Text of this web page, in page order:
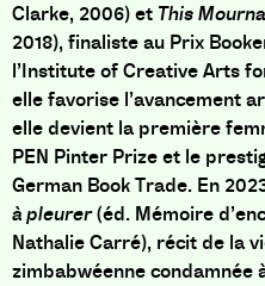
Clarke, 2006) et This
2018), finaliste au Prix
l’Institute of Creative Arts
elle favorise l’avancement
elle devient la première
PEN Pinter Prize et le
German Book Trade. En
à pleurer(éd. Mémoire
Nathalie Carré), récit de la
zimbabwéenne condamnée